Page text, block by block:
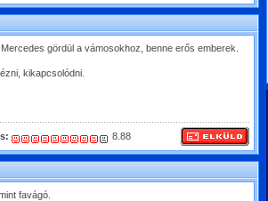
gördül a vámosokhoz, benne erős emberek.
kikapcsolódni.
8.88
favágó.